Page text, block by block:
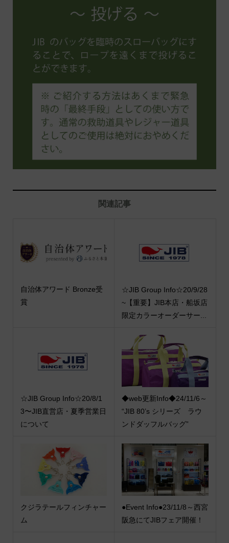
関連記事
自治体アワード Bronze受
賞
☆JIB Group Info☆20/9/28
~【重要】JIB本店・船坂店
限定カラーオーダーサー...
☆JIB Group Info☆20/8/1
3〜JIB直営店・夏季営業日
について
◆web更新Info◆24/11/6～
“JIB 80’s シリーズ ラウ
ンドダッフルバッグ”
クジラテールフィンチャー
ム
●Event Info●23/11/8～西宮
阪急にてJIBフェア開催！